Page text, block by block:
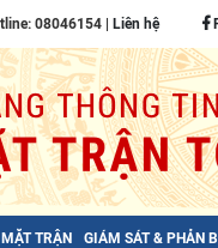
08046154 | Liên hệ
TRẬN GIÁM SÁT & PHẢN